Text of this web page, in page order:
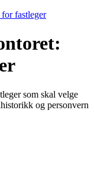
fastleger
som skal velge
og personvern